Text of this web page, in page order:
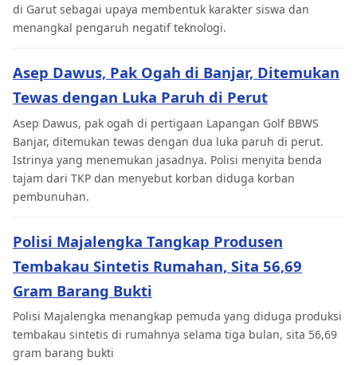
di Garut sebagai upaya membentuk karakter siswa dan
menangkal pengaruh negatif teknologi.
Asep Dawus, Pak Ogah di Banjar, Ditemukan
Tewas dengan Luka Paruh di Perut
Asep Dawus, pak ogah di pertigaan Lapangan Golf BBWS
Banjar, ditemukan tewas dengan dua luka paruh di perut.
Istrinya yang menemukan jasadnya. Polisi menyita benda
tajam dari TKP dan menyebut korban diduga korban
pembunuhan.
Polisi Majalengka Tangkap Produsen
Tembakau Sintetis Rumahan, Sita 56,69
Gram Barang Bukti
Polisi Majalengka menangkap pemuda yang diduga produksi
tembakau sintetis di rumahnya selama tiga bulan, sita 56,69
gram barang bukti